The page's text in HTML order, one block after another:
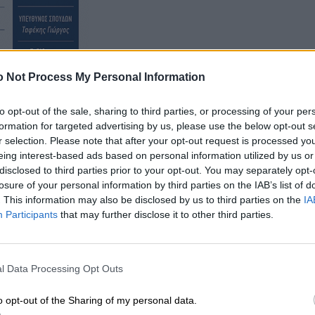
Not Process My Personal Information
opt-out of the sale, sharing to third parties, or processing of your
for targeted advertising by us, please use the below opt-out
selection. Please note that after your opt-out request is processed
interest-based ads based on personal information utilized by us
to third parties prior to your opt-out. You may separately
of your personal information by third parties on the IAB’s list of
This information may also be disclosed by us to third parties on the
Participants that may further disclose it to other third parties.
Data Processing Opt Outs
opt-out of the Sharing of my personal data.
κοινού ενδιαφέροντος που αφορούν τη
έμφαση στη διοικητική αποτελεσματικότητα, τον
καλών πρακτικών.